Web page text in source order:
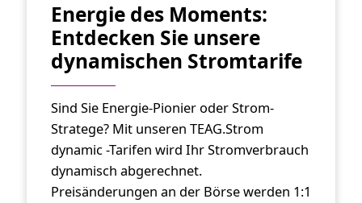
Energie des Moments:
Entdecken Sie unsere
dynamischen Stromtarife
Sind Sie Energie-Pionier oder Strom-
Stratege? Mit unseren TEAG.Strom
dynamic -Tarifen wird Ihr Stromverbrauch
dynamisch abgerechnet.
Preisänderungen an der Börse werden 1:1